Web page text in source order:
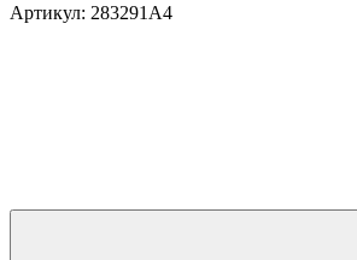
Артикул: 283291A4